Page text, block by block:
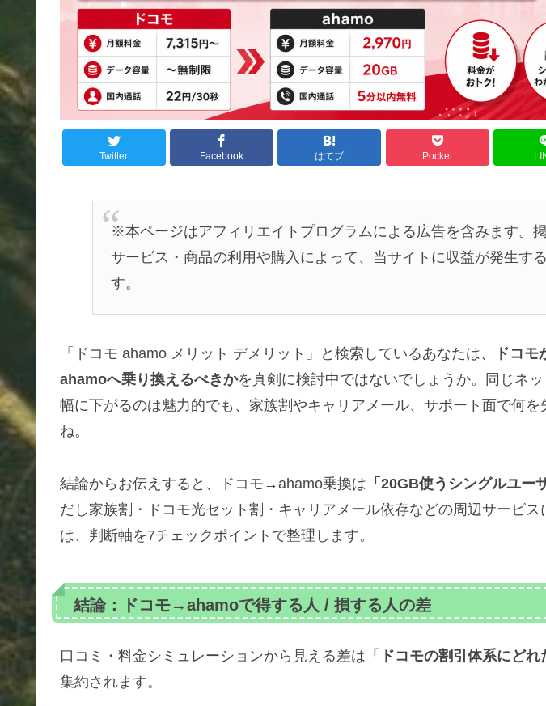
Twitter Facebook はてブ Pocket
※本ページはアフィリエイトプログラムによる広告を含みます。
サービス・商品の利用や購入によって、当サイトに収益が発生す
す。
「ドコモ ahamo メリット デメリット」と検索しているあなたは、
ドコ
ahamoへ乗り換えるべきかを真剣に検討中ではないでしょうか。同じネ
幅に下がるのは魅力的でも、家族割やキャリアメール、サポート面で何を
ね。
結論からお伝えすると、ドコモ→ahamo乗換は 「20GB使うシングルユー
だし家族割・ドコモ光セット割・キャリアメール依存などの周辺サービ
は、判断軸を7チェックポイントで整理します。
結論：ドコモ→ahamoで得する人 / 損する人の差
口コミ・料金シミュレーションから見える差は 「ドコモの割引体系にどれ
集約されます。